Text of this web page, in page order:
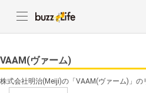
VAAM(ヴァーム)
株式会社明治(Meiji)の「VAAM(ヴァーム)」の